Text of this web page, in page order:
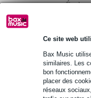
Ce site web
Bax Music
similaires. Les
bon
placer des
réseauxblanc